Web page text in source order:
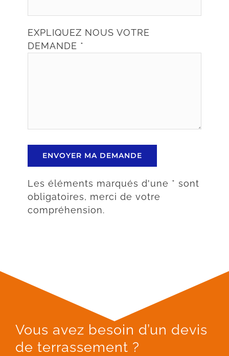
EXPLIQUEZ NOUS VOTRE
DEMANDE *
Les éléments marqués d'une * sont
obligatoires, merci de votre
compréhension.
Vous avez besoin d’un devis
de terrassement ?